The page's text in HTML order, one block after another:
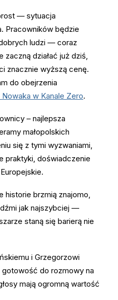
— sytuacja
Pracowników będzie
ludzi — coraz
zaczną działać już dziś,
znacznie wyższą cenę.
do obejrzenia
w Kanale Zero.
– najlepsza
małopolskich
się z tymi wyzwaniami,
praktyki, doświadczenie
historie brzmią znajomo,
jak najszybciej —
staną się barierą nie
i Grzegorzowi
do rozmowy na
mają ogromną wartość